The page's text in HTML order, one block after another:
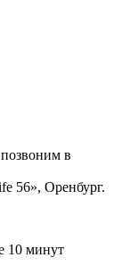
в
56», Оренбург.
10 минут